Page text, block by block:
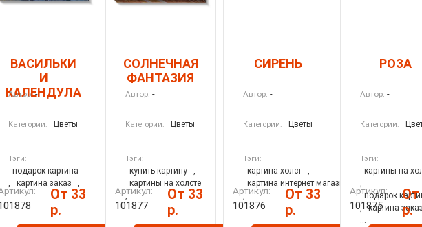
ВАСИЛЬКИ
И
КАЛЕНДУЛА
Автор: -
Категории: Цветы
Тэги:
подарок картина
,
картина заказ
,
...
От 33
р.
СОЛНЕЧНАЯ
ФАНТАЗИЯ
Автор: -
Категории: Цветы
Тэги:
купить картину
,
картины на холсте
, ...
Артикул:
101877
От 33
р.
СИРЕНЬ
Автор: -
Категории: Цветы
Тэги:
картина холст
,
картина интернет магазин
, ...
Артикул:
101876
От 33
р.
РОЗА
Автор: -
Категории:
Тэги:
картины на
,
подарок
, картина заказ
...
Артикул:
101875
От
р.